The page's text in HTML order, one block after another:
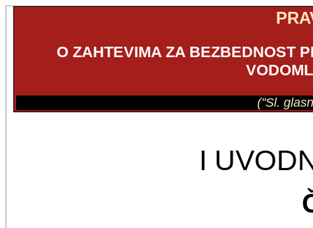
O ZAHTEVIMA ZA BEZBEDNOST
("Sl.
I